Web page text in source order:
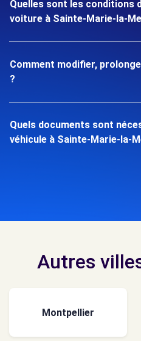
Quelles sont les conditions
voiture à Sainte-Marie-la-
Comment modifier,
?
Quels documents sont
véhicule à Sainte-Marie-la-
Autres
Montpellier